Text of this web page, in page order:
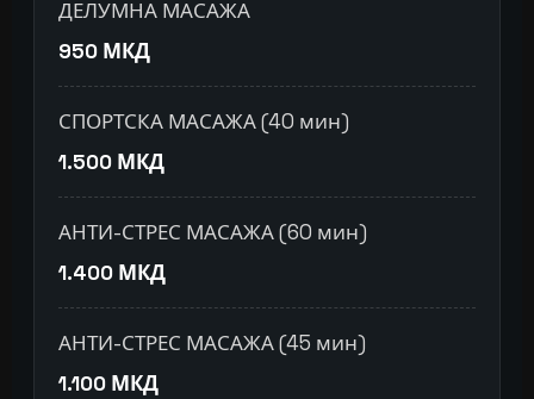
ДЕЛУМНА МАСАЖА
950 МКД
СПОРТСКА МАСАЖА (40 мин)
1.500 МКД
АНТИ-СТРЕС МАСАЖА (60 мин)
1.400 МКД
АНТИ-СТРЕС МАСАЖА (45 мин)
1.100 МКД